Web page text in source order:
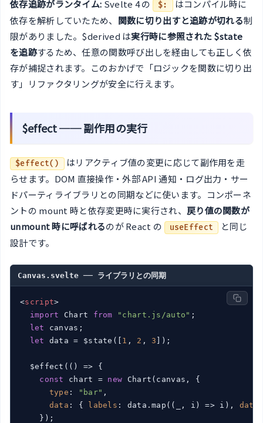
依存追跡がランタイム: Svelte 4 の $:
はコンパイル時に
依存を解析していたため、 関数に切り出すと追跡が切れる制
限がありました。$derived は実行時に参照された $state
を追跡するため、任意の関数呼び出しを経由しても正しく依
存が捕捉されます。このおかげで「ロジックを関数に切り出
す」リファクタリングが安全に行えます。
$effect ── 副作用の実行
$effect()
はリアクティブ値の変更に応じて副作用を走
らせます。DOM 直接操作・外部 API 通知・ログ出力・サー
ドパーティライブラリとの同期などに使います。コンポーネ
ントの mount 時と依存変更時に実行され、 戻り値の関数が
unmount 時に呼ばれるのが React の useEffect
と同じ
設計です。
Canvas.svelte ── ライブラリとの同期
<script>
import Chart from "chart.js/auto" ;
let
canvas;
let
data = $state([ 1 , 2 , 3 ]);
  $effect(
() => {
const
chart = new Chart(canvas, {
type : "bar" ,
data : { labels : data.map( ( _, i ) => i),
    });